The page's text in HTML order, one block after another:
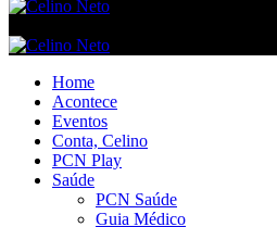
Home
Acontece
Eventos
Conta, Celino
PCN Play
Saúde
PCN Saúde
Guia Médico